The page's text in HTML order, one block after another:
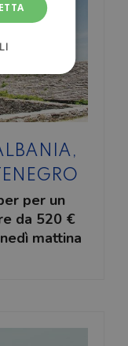
per un
da 520 €
mattina